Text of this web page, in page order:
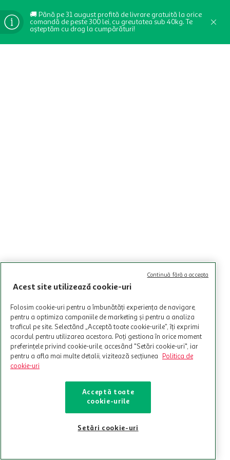
🚚 Până pe 31 august profită de livrare gratuită la orice
comandă de peste 300 lei, cu greutatea sub 40kg. Te
așteptăm cu drag la cumpărături!
Acest site utilizează cookie-uri
Folosim cookie-uri pentru a îmbunătăți experiența de navigare,
pentru a optimiza campaniile de marketing și pentru a analiza
traficul pe site. Selectând „Acceptă toate cookie-urile”, îți exprimi
acordul pentru utilizarea acestora. Poți gestiona în orice moment
preferințele privind cookie-urile, accesând "Setări cookie-uri", iar
pentru a afla mai multe detalii, vizitează secțiunea
Politica de
cookie-uri
Acceptă toate
cookie-urile
Setări cookie-uri
Continuă fără a accepta